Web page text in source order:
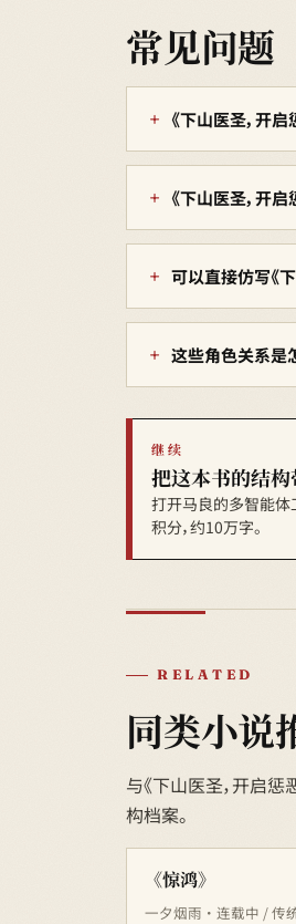
常见问题
《下山医圣，开
《下山医圣，开
可以直接仿写《
这些角色关系是
继续
把这本书的结
打开马良的多智能体
积分，约10万字。
RELATED
同类小说
与《下山医圣，开启
构档案。
《惊鸿》
一夕烟雨 · 连载中 / 传